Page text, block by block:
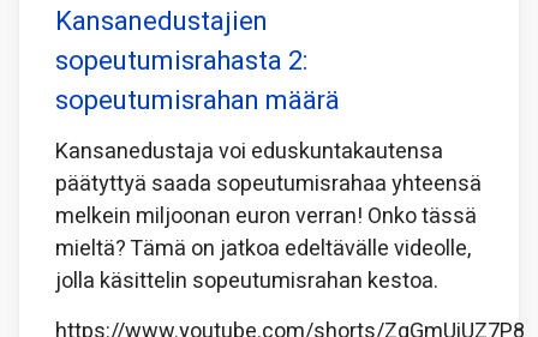
Kansanedustajien
sopeutumisrahasta 2:
sopeutumisrahan määrä
Kansanedustaja voi eduskuntakautensa
päätyttyä saada sopeutumisrahaa yhteensä
melkein miljoonan euron verran! Onko tässä
mieltä? Tämä on jatkoa edeltävälle videolle,
jolla käsittelin sopeutumisrahan kestoa.